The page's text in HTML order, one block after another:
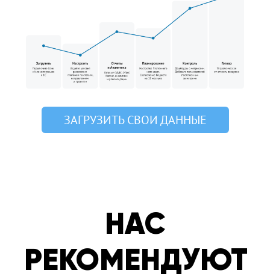
ЗАГРУЗИТЬ СВОИ ДАННЫЕ
НАС
РЕКОМЕНДУЮТ